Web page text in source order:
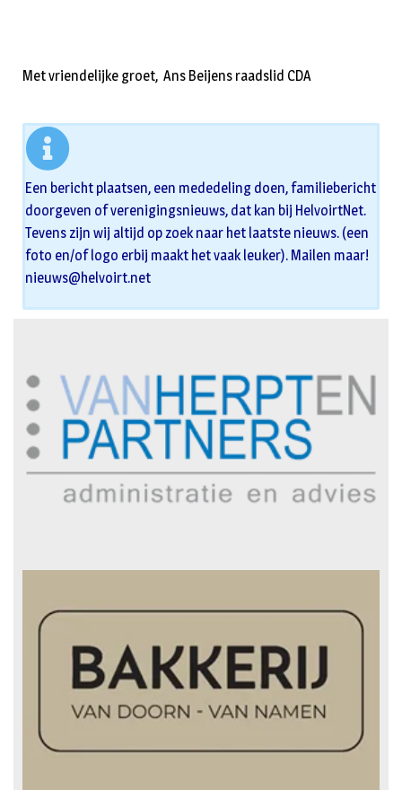
Met vriendelijke groet, Ans Beijens raadslid CDA
Een bericht plaatsen, een mededeling doen, familiebericht
doorgeven of verenigingsnieuws, dat kan bij HelvoirtNet.
Tevens zijn wij altijd op zoek naar het laatste nieuws. (een
foto en/of logo erbij maakt het vaak leuker). Mailen maar!
nieuws@helvoirt.net